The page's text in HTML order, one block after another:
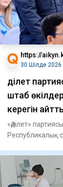
https://
30 Шілде 2026
Әділет
штаб
керегін
«Әділет»
Республикалық